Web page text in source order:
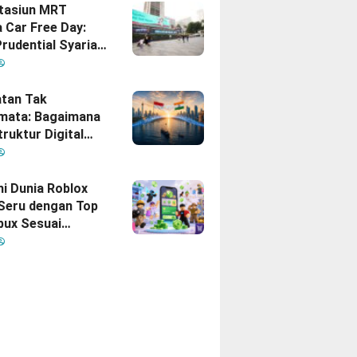
MRT
Car Free Day:
Syariah
yang Nomor
Tak
Bagaimana
Digital
Indonesia–
Dunia Roblox
dengan Top
Sesuai